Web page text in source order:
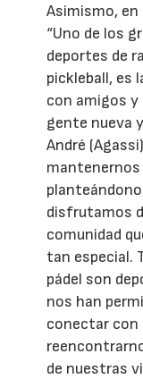
Asimismo,
“Uno de los
deportes de
pickleball, es
con amigos
gente nueva
André
disfrutamos
comunidad
tan especial.
pádel son
nos han
conectar con
de nuestras